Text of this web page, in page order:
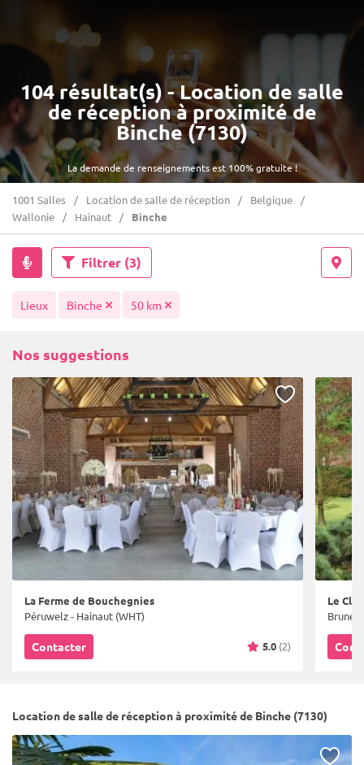
La demande de renseignements est 100% gratuite !
104 résultat(s) - Location de salle
de réception à proximité de
Binche (7130)
1001 Salles Location de salle de réception
Belgique
Wallonie
Hainaut Binche
Filtrer (3)
Lieux Binche 50 km
Nos suggestions
La Ferme de Bouchegnies
Péruwelz - Hainaut (WHT)
Contacter 5.0 (2)
Le
Location de salle de réception à proximité de Binche (7130)